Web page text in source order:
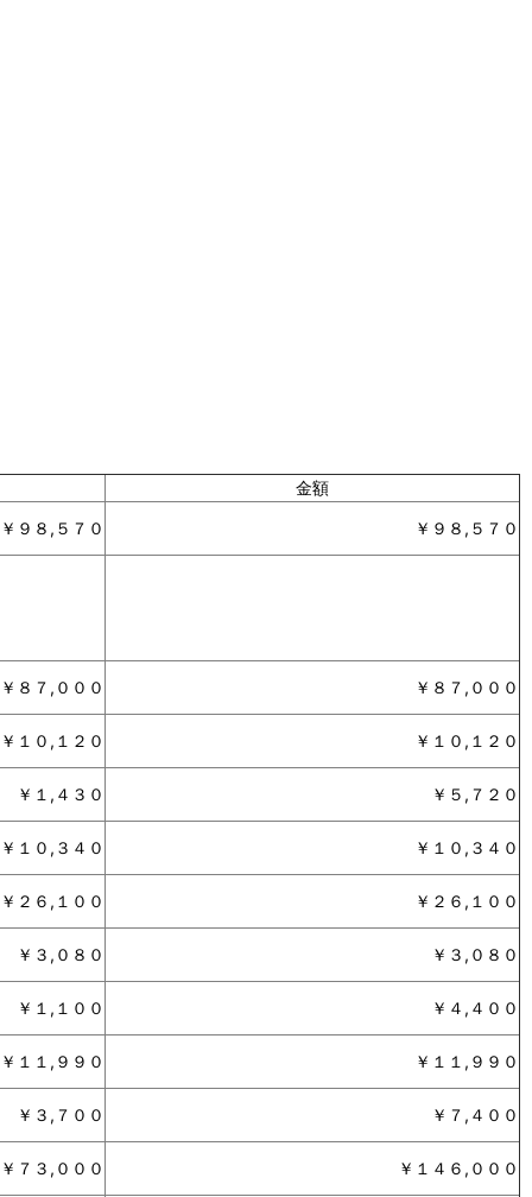
金額
￥９８,５７０
￥９８,５７０
￥８７,０００ ￥８７,０００
￥１０,１２０ ￥１０,１２０
￥１,４３０ ￥５,７２０
￥１０,３４０ ￥１０,３４０
￥２６,１００ ￥２６,１００
￥３,０８０ ￥３,０８０
￥１,１００ ￥４,４００
￥１１,９９０ ￥１１,９９０
￥３,７００ ￥７,４００
￥７３,０００
￥１４６,０００